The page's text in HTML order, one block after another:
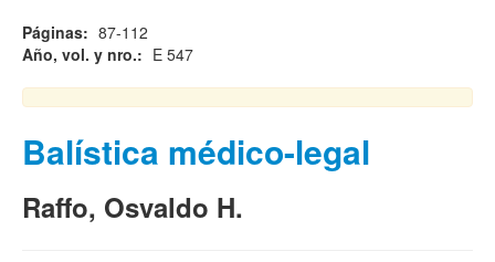
Páginas: 87-112
Año, vol. y nro.: E 547
Balística médico-legal
Raffo, Osvaldo H.